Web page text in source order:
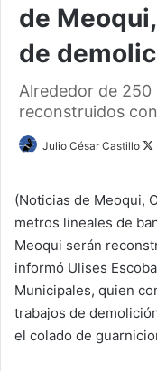
de
de
Alrededor de 250
reconstruidos
Julio César Castillo
(Noticias de Meoqui,
metros lineales de
Meoqui serán
informó Ulises
Municipales, quien
trabajos de
el colado de